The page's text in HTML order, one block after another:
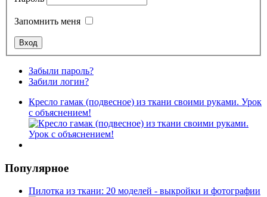
Запомнить меня
Забыли пароль?
Забили логин?
Кресло гамак (подвесное) из ткани своими руками. Урок
с объяснением!
Популярное
Пилотка из ткани: 20 моделей - выкройки и фотографии